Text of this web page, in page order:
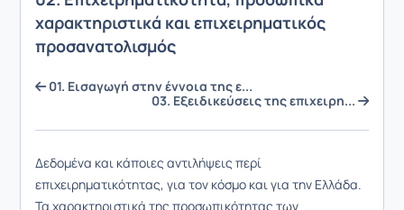
χαρακτηριστικά και επιχειρηματικός
προσανατολισμός
01. Εισαγωγή στην έννοια της ε...
03. Εξειδικεύσεις της επιχειρη...
Δεδομένα και κάποιες αντιλήψεις περί
επιχειρηματικότητας, για τον κόσμο και για την Ελλάδα.
Τα χαρακτηριστικά της προσωπικότητας των